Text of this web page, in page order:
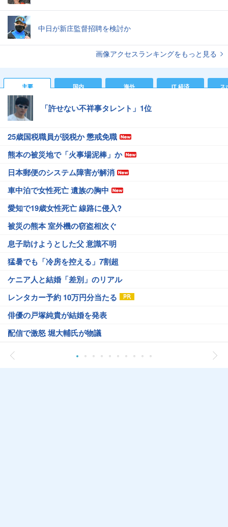
中日が新庄監督招聘を検討か
画像アクセスランキングをもっと見る
主要 国内 海外 IT 経済 ス
「許せない不祥事タレント」1位
25歳国税職員が脱税か 懲戒免職
熊本の被災地で「火事場泥棒」か
日本郵便のシステム障害が解消
車中泊で女性死亡 遺族の胸中
愛知で19歳女性死亡 線路に侵入?
被災の熊本 室外機の窃盗相次ぐ
息子助けようとした父 意識不明
猛暑でも「冷房を控える」7割超
ケニア人と結婚「差別」のリアル
レンタカー予約 10万円分当たる
俳優の戸塚純貴が結婚を発表
配信で激怒 堀大輔氏が物議